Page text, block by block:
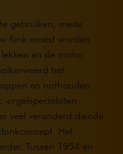
gebruiken, mede
flink moest worden
en de motor
het
en nathouden.
orgelspecialisten
veel veranderd diende
Het
Tussen 1954 en